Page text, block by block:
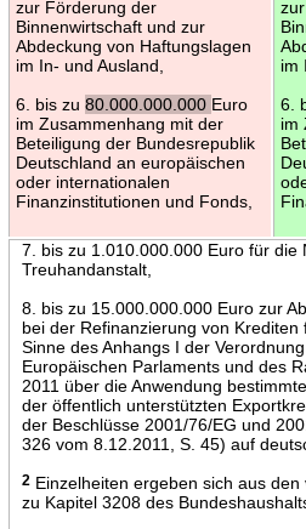
zur Förderung der
Binnenwirtschaft und zur
Abdeckung von Haftungslagen
im In- und Ausland,
6. bis zu 80.000.000.000 Euro
im Zusammenhang mit der
Beteiligung der Bundesrepublik
Deutschland an europäischen
oder internationalen
Finanzinstitutionen und Fonds,
im
6.
im
7. bis zu 1.010.000.000 Euro für die
Treuhandanstalt,
8. bis zu 15.000.000.000 Euro zur
bei der Refinanzierung von
Sinne des Anhangs I der
Europäischen Parlaments und des
2011 über die Anwendung
der öffentlich unterstützten
der Beschlüsse 2001/76/EG und
326 vom 8.12.2011, S. 45) auf
2Einzelheiten ergeben sich aus den
zu Kapitel 3208 des